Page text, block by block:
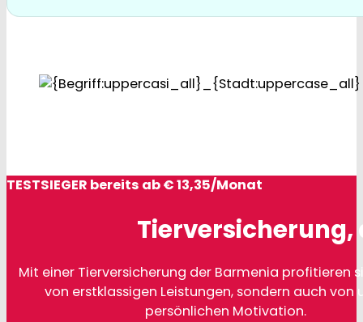
TESTSIEGER bereits ab € 13,35/Monat
Tierversicherung,
Mit einer Tierversicherung der Barmenia profitieren
von erstklassigen Leistungen, sondern auch von
persönlichen Motivation.